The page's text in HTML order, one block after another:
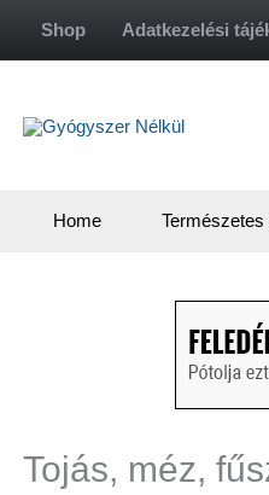
Shop Adatkezelési
Home
Tojás, méz,